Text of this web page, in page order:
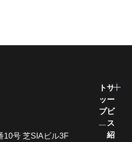
10号 芝SIAビル3F
ト
ッ
プ
サ
ー
ビ
ス
紹